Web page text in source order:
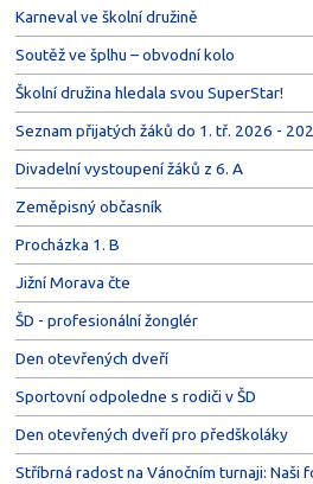
Karneval ve školní družině
Soutěž ve šplhu – obvodní kolo
Školní družina hledala svou SuperStar!
Seznam přijatých žáků do 1. tř. 2026 -
Divadelní vystoupení žáků z 6. A
Zeměpisný občasník
Procházka 1. B
Jižní Morava čte
ŠD - profesionální žonglér
Den otevřených dveří
Sportovní odpoledne s rodiči v ŠD
Den otevřených dveří pro předškoláky
Stříbrná radost na Vánočním turnaji: Naši